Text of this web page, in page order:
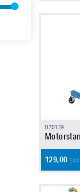
D20129
129,00